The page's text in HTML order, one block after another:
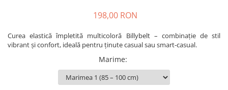
198,00 RON
Curea elastică împletită multicoloră Billybelt – combinație de stil
vibrant și confort, ideală pentru ținute casual sau smart-casual.
Marime: